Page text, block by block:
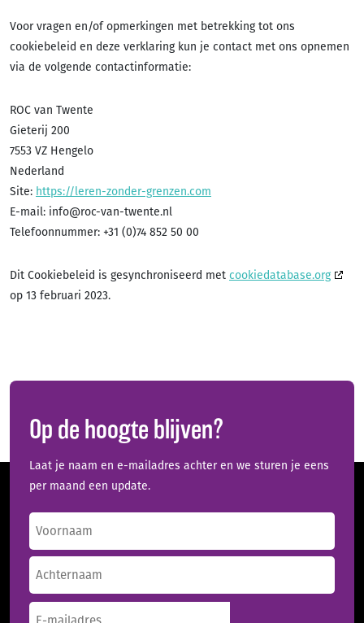
Voor vragen en/of opmerkingen met betrekking tot ons
cookiebeleid en deze verklaring kun je contact met ons opnemen
via de volgende contactinformatie:
ROC van Twente
Gieterij 200
7553 VZ Hengelo
Nederland
Site: https://leren-zonder-grenzen.com
E-mail: info@roc-van-twente.nl
Telefoonnummer: +31 (0)74 852 50 00
Dit Cookiebeleid is gesynchroniseerd met cookiedatabase.org
op 13 februari 2023.
Op de hoogte blijven?
Laat je naam en e-mailadres achter en we sturen je eens
per maand een update.
Voornaam
Achternaam